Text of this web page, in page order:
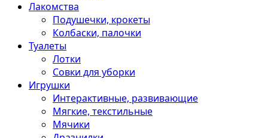
Лакомства
Подушечки, крокеты
Колбаски, палочки
Туалеты
Лотки
Совки для уборки
Игрушки
Интерактивные, развивающие
Мягкие, текстильные
Мячики